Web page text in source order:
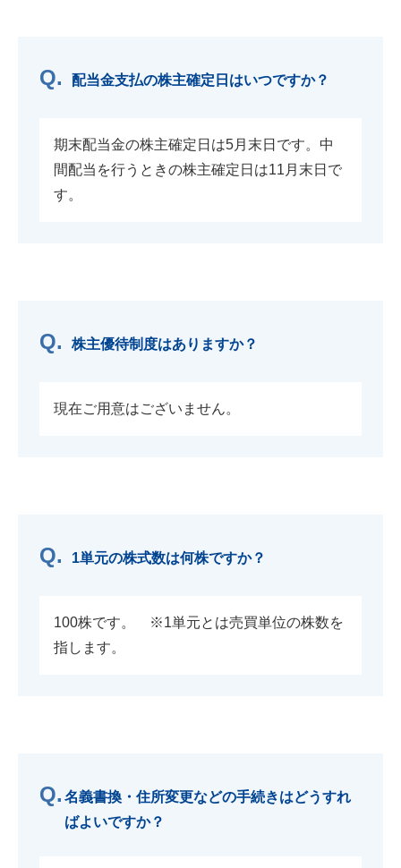
配当金支払の株主確定日はいつですか？
期末配当金の株主確定日は5月末日です。中
間配当を行うときの株主確定日は11月末日で
す。
株主優待制度はありますか？
現在ご用意はございません。
1単元の株式数は何株ですか？
100株です。 ※1単元とは売買単位の株数を
指します。
名義書換・住所変更などの手続きはどうすれ
ばよいですか？